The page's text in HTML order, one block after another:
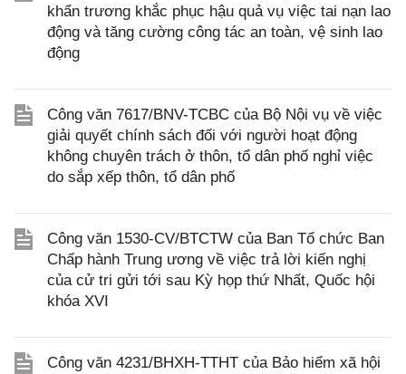
khẩn trương khắc phục hậu quả vụ việc tai nạn lao
động và tăng cường công tác an toàn, vệ sinh lao
động
Công văn 7617/BNV-TCBC của Bộ Nội vụ về việc
giải quyết chính sách đối với người hoạt động
không chuyên trách ở thôn, tổ dân phố nghỉ việc
do sắp xếp thôn, tổ dân phố
Công văn 1530-CV/BTCTW của Ban Tổ chức Ban
Chấp hành Trung ương về việc trả lời kiến nghị
của cử tri gửi tới sau Kỳ họp thứ Nhất, Quốc hội
khóa XVI
Công văn 4231/BHXH-TTHT của Bảo hiểm xã hội